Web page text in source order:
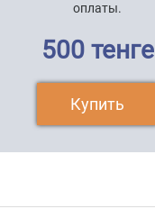
оплаты.
500 тенге
Купить